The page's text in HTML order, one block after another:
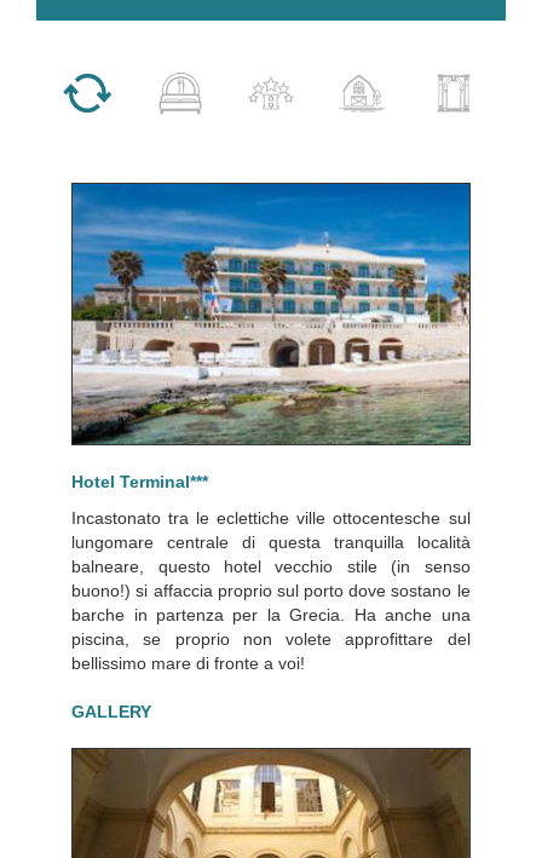
Hotel Terminal***
Incastonato tra le eclettiche ville ottocentesche sul
lungomare centrale di questa tranquilla località
balneare, questo hotel vecchio stile (in senso
buono!) si affaccia proprio sul porto dove sostano le
barche in partenza per la Grecia. Ha anche una
piscina, se proprio non volete approfittare del
bellissimo mare di fronte a voi!
GALLERY